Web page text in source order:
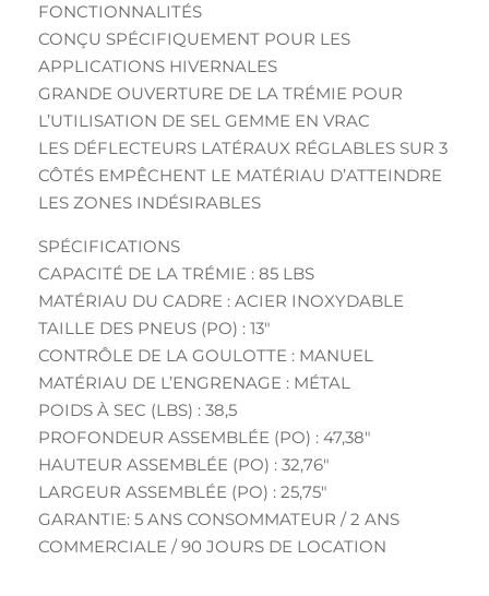
FONCTIONNALITÉS
CONÇU SPÉCIFIQUEMENT POUR LES
APPLICATIONS HIVERNALES
GRANDE OUVERTURE DE LA TRÉMIE POUR
L’UTILISATION DE SEL GEMME EN VRAC
LES DÉFLECTEURS LATÉRAUX RÉGLABLES SUR 3
CÔTÉS EMPÊCHENT LE MATÉRIAU D’ATTEINDRE
LES ZONES INDÉSIRABLES
SPÉCIFICATIONS
CAPACITÉ DE LA TRÉMIE : 85 LBS
MATÉRIAU DU CADRE : ACIER INOXYDABLE
TAILLE DES PNEUS (PO) : 13″
CONTRÔLE DE LA GOULOTTE : MANUEL
MATÉRIAU DE L’ENGRENAGE : MÉTAL
POIDS À SEC (LBS) : 38,5
PROFONDEUR ASSEMBLÉE (PO) : 47,38″
HAUTEUR ASSEMBLÉE (PO) : 32,76″
LARGEUR ASSEMBLÉE (PO) : 25,75″
GARANTIE: 5 ANS CONSOMMATEUR / 2 ANS
COMMERCIALE / 90 JOURS DE LOCATION